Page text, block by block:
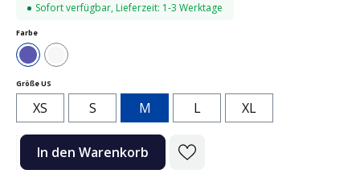
Sofort verfügbar, Lieferzeit: 1-3 Werktage
Farbeauswählen
BlauWeiß
Größe US
XS S M L XL
Produkt Anzahl: Gib den gewünschten Wert ein oder benutze die
In den Warenkorb